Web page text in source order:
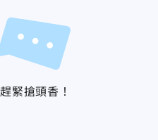
緊搶頭香！